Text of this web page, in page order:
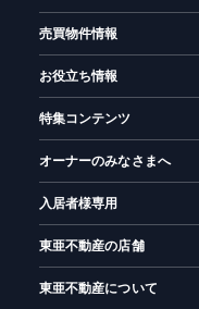
売買物件情報
お役立ち情報
特集コンテンツ
オーナーのみなさまへ
入居者様専用
東亜不動産の店舗
東亜不動産について